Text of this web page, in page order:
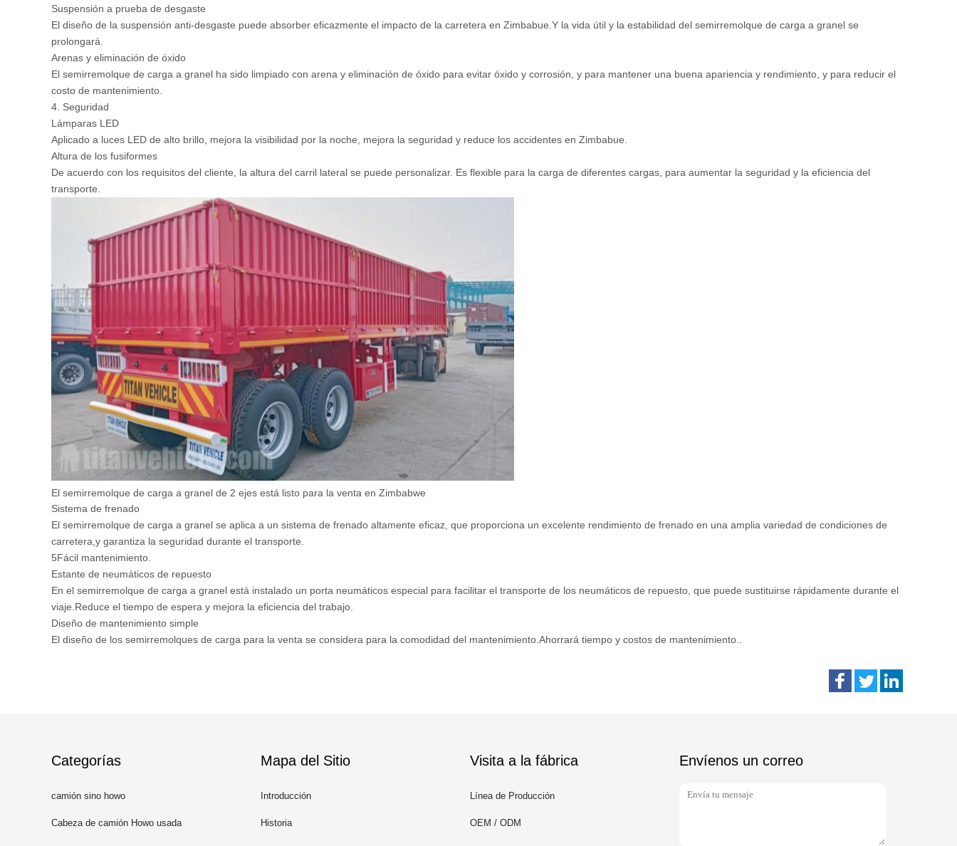
Suspensión a prueba de desgaste
El diseño de la suspensión anti-desgaste puede absorber eficazmente el impacto de la carretera en Zimbabue.Y la vida útil y la estabilidad del semirremolque de carga a granel se
prolongará.
Arenas y eliminación de óxido
El semirremolque de carga a granel ha sido limpiado con arena y eliminación de óxido para evitar óxido y corrosión, y para mantener una buena apariencia y rendimiento, y para reducir el
costo de mantenimiento.
4. Seguridad
Lámparas LED
Aplicado a luces LED de alto brillo, mejora la visibilidad por la noche, mejora la seguridad y reduce los accidentes en Zimbabue.
Altura de los fusiformes
De acuerdo con los requisitos del cliente, la altura del carril lateral se puede personalizar. Es flexible para la carga de diferentes cargas, para aumentar la seguridad y la eficiencia del
transporte.
El semirremolque de carga a granel de 2 ejes está listo para la venta en Zimbabwe
Sistema de frenado
El semirremolque de carga a granel se aplica a un sistema de frenado altamente eficaz, que proporciona un excelente rendimiento de frenado en una amplia variedad de condiciones de
carretera,y garantiza la seguridad durante el transporte.
5Fácil mantenimiento.
Estante de neumáticos de repuesto
En el semirremolque de carga a granel está instalado un porta neumáticos especial para facilitar el transporte de los neumáticos de repuesto, que puede sustituirse rápidamente durante el
viaje.Reduce el tiempo de espera y mejora la eficiencia del trabajo.
Diseño de mantenimiento simple
El diseño de los semirremolques de carga para la venta se considera para la comodidad del mantenimiento.Ahorrará tiempo y costos de mantenimiento..
Categorías
camión sino howo
Cabeza de camión Howo usada
Mapa del Sitio
Introducción
Historia
Visita a la fábrica
Línea de Producción
OEM / ODM
Envíenos un correo